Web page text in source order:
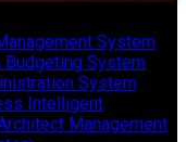
System
Budgeting System
System
Intelligent
Management